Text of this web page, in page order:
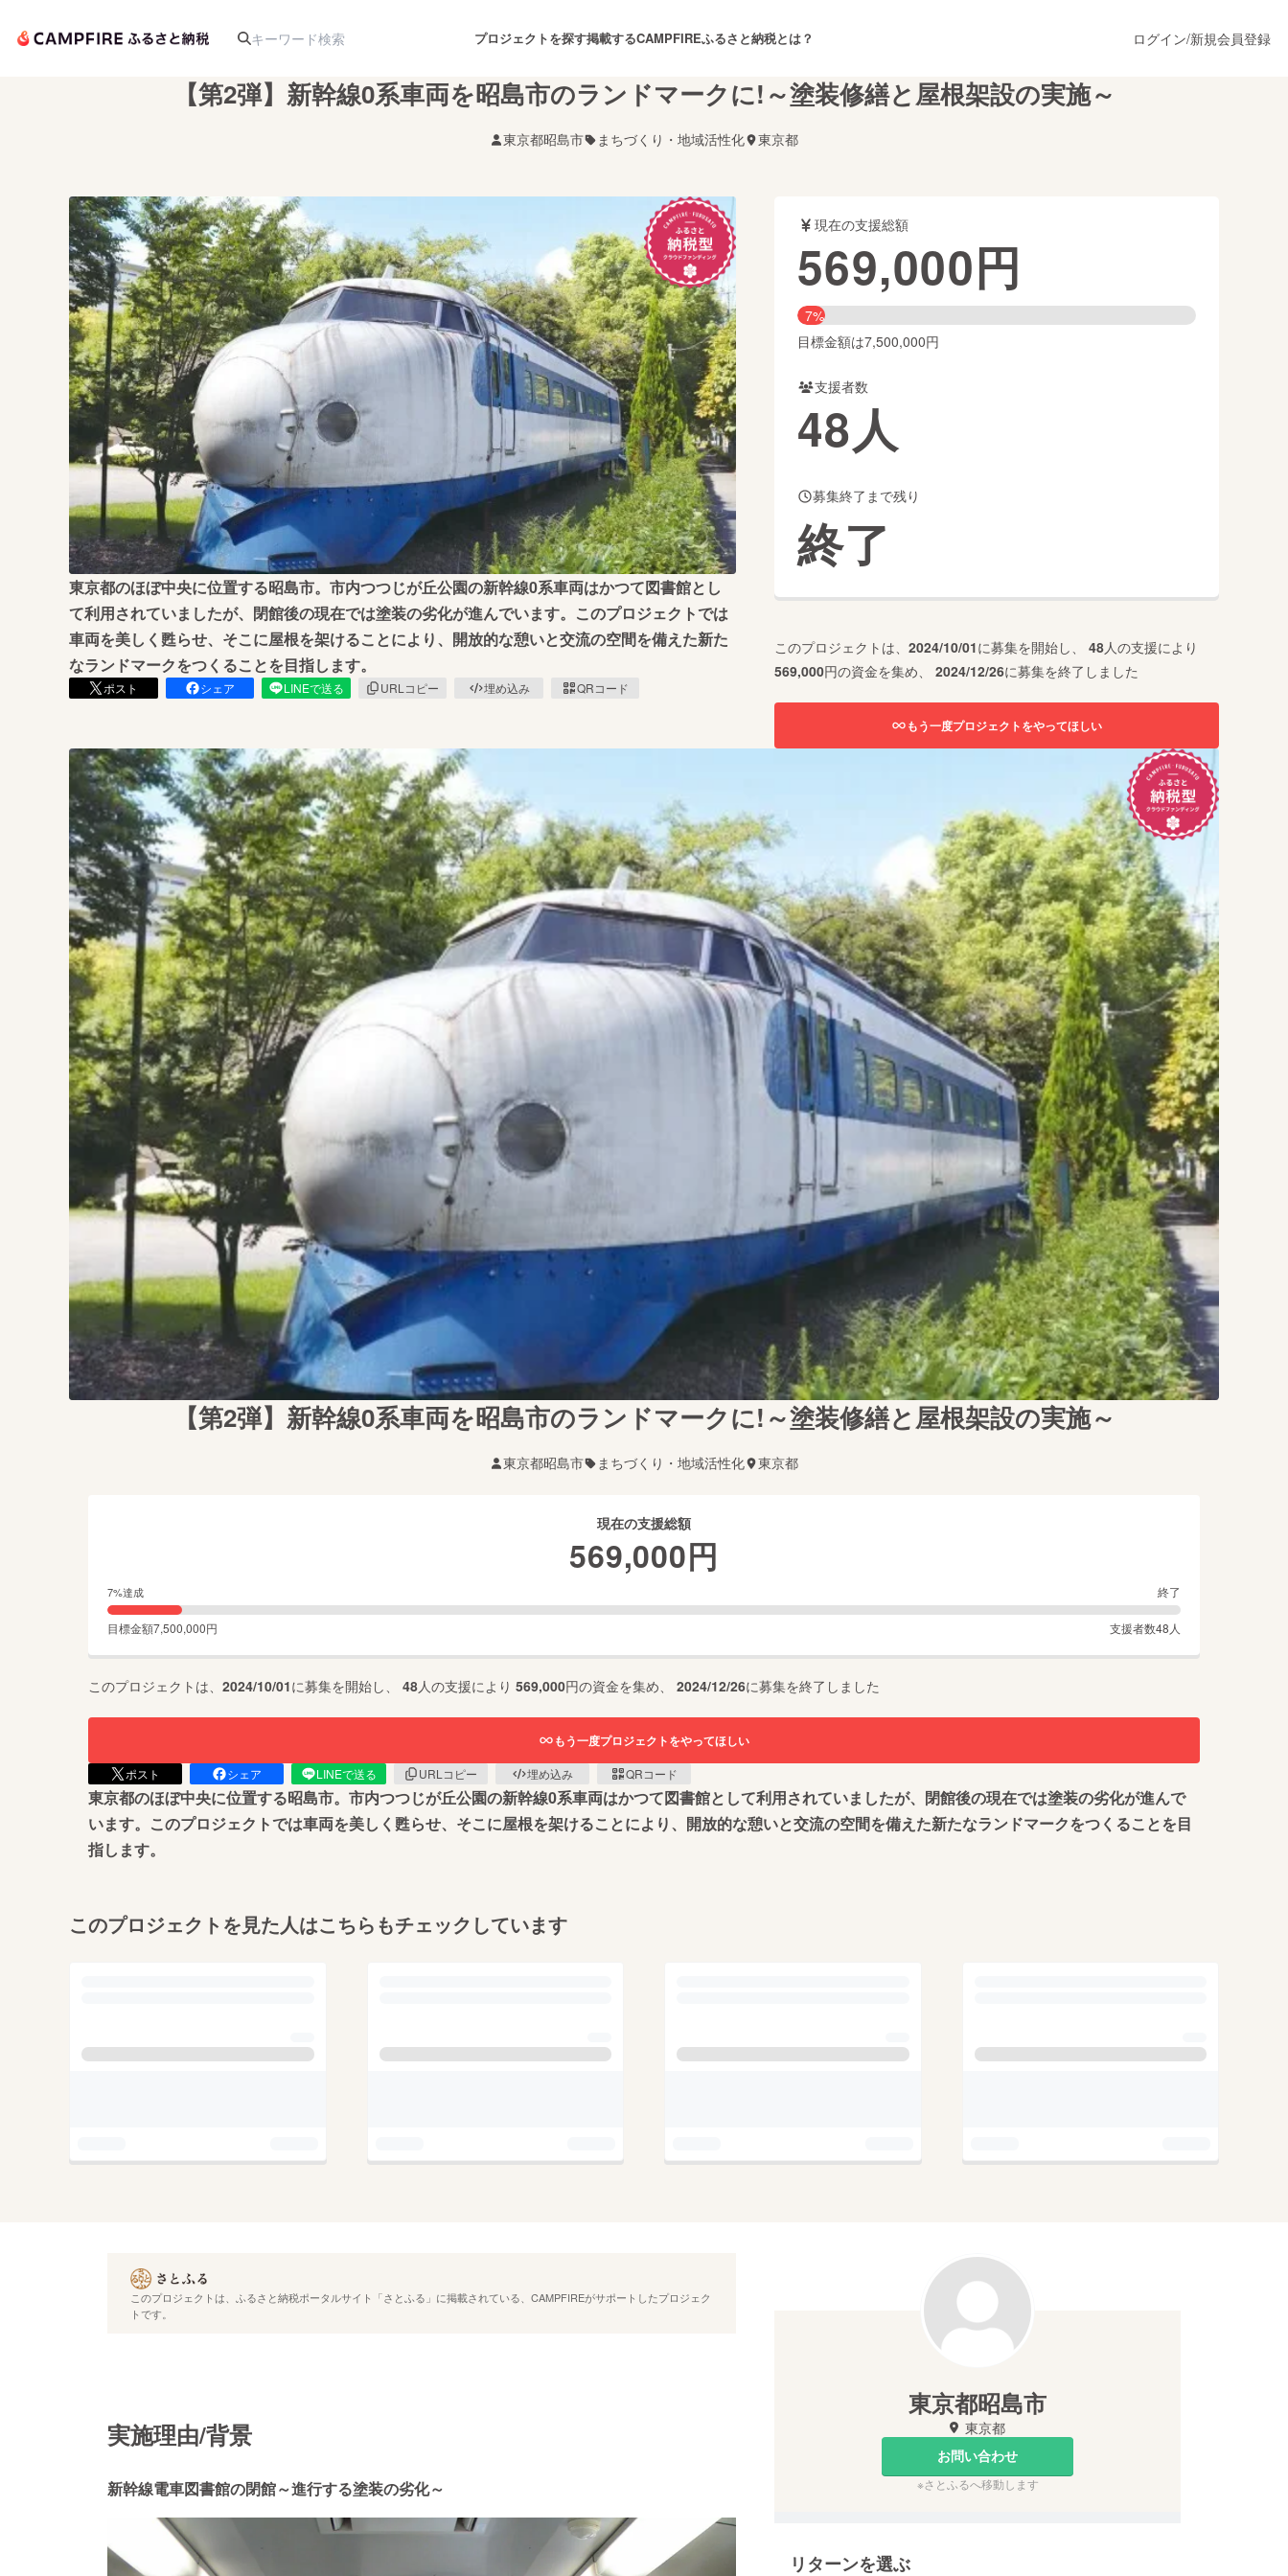
プロジェクトを探す
アート・写真 音楽 舞台・パフォーマンス
テクノロジー・ガジェット ゲーム・サービス開発 フード・飲食店 ファッション
映像・映画 書籍・雑誌出版 アニメ・漫画
ビジネス・起業 チャレンジ ビューティー・ヘルスケア
まちづくり・地域活性化
CAMPFIRE for Social GoodCAMPFIRE Creation
CAMPFIREふるさと納税machi-yaコミュニティ
掲載するCAMPFIREふるさと納税とは？ ログイン/新規会員登録
【第2弾】新幹線0系車両を昭島市のランドマークに!～塗装修繕と屋根架設の実施～
東京都昭島市 まちづくり・地域活性化 東京都
東京都のほぼ中央に位置する昭島市。市内つつじが丘公園の新幹線0系車両はかつて図書館とし
て利用されていましたが、閉館後の現在では塗装の劣化が進んでいます。このプロジェクトでは
車両を美しく甦らせ、そこに屋根を架けることにより、開放的な憩いと交流の空間を備えた新た
なランドマークをつくることを目指します。
ポスト シェア LINEで送る URLコピー 埋め込み QRコード
現在の支援総額
569,000円
7%
目標金額は7,500,000円
支援者数
48人
募集終了まで残り
終了
このプロジェクトは、 2024/10/01に募集を開始し、 48人の支援により
569,000円の資金を集め、 2024/12/26に募集を終了しました
もう一度プロジェクトをやってほしい
【第2弾】新幹線0系車両を昭島市のランドマークに!～塗装修繕と屋根架設の実施～
東京都昭島市 まちづくり・地域活性化 東京都
現在の支援総額
569,000円
7%達成 終了
目標金額7,500,000円 支援者数48 人
このプロジェクトは、 2024/10/01に募集を開始し、 48人の支援により 569,000円の資金を集め、 2024/12/26に募集を終了しました
もう一度プロジェクトをやってほしい
ポスト シェア LINEで送る URLコピー 埋め込み QRコード
東京都のほぼ中央に位置する昭島市。市内つつじが丘公園の新幹線0系車両はかつて図書館として利用されていましたが、閉館後の現在では塗装の劣化が進んで
います。このプロジェクトでは車両を美しく甦らせ、そこに屋根を架けることにより、開放的な憩いと交流の空間を備えた新たなランドマークをつくることを目
指します。
このプロジェクトを見た人はこちらもチェックしています
このプロジェクトは、ふるさと納税ポータルサイト「さとふる」に掲載されている、CAMPFIREがサポートしたプロジェク
トです。
実施理由/背景
新幹線電車図書館の閉館～進行する塗装の劣化～
東京都昭島市
東京都
お問い合わせ
※さとふるへ移動します
リターンを選ぶ